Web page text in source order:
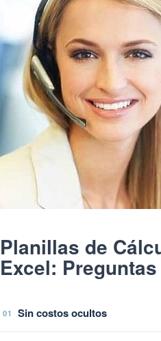
Planillas de
Excel:
01 Sin costos ocultos